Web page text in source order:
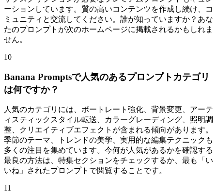
ーションしています。質の高いコンテンツを作成し続け、コ
ミュニティと交流してください。誰が知っていますか？あな
たのプロンプトが次のホームページに掲載されるかもしれま
せん。
10
Banana Promptsで人気のあるプロンプトカテゴリ
は何ですか？
人気のカテゴリには、ポートレート強化、背景変更、アーテ
ィスティックスタイル転送、カラーグレーディング、照明調
整、クリエイティブエフェクトが含まれる傾向があります。
季節のテーマ、トレンドの美学、実用的な編集テクニックも
多くの注目を集めています。今何が人気があるかを確認する
最良の方法は、特集セクションをチェックするか、最も「い
いね」されたプロンプトで閲覧することです。
11